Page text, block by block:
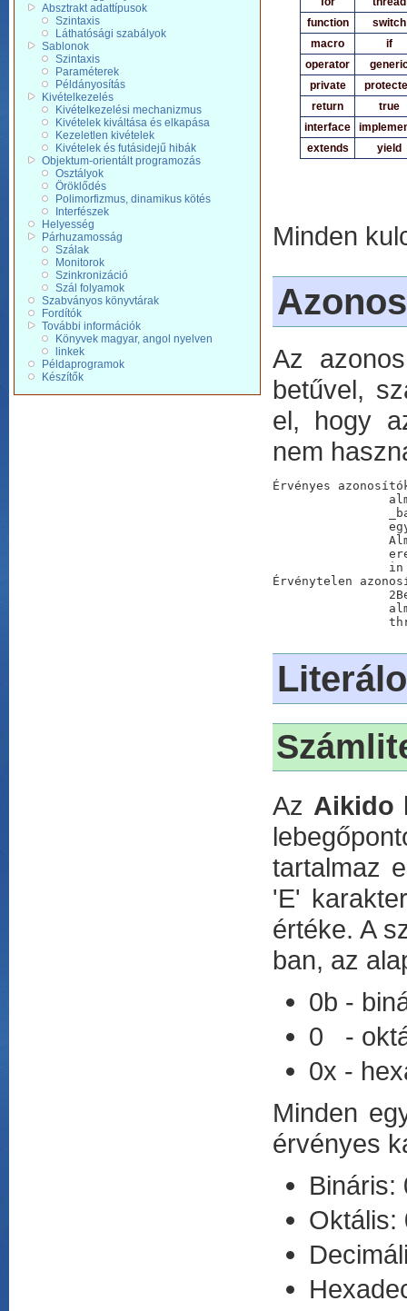
Absztrakt adattípusok
Szintaxis
Láthatósági szabályok
Sablonok
Szintaxis
Paraméterek
Példányosítás
Kivételkezelés
Kivételkezelési mechanizmus
Kivételek kiváltása és elkapása
Kezeletlen kivételek
Kivételek és futásidejű hibák
Objektum-orientált programozás
Osztályok
Öröklődés
Polimorfizmus, dinamikus kötés
Interfészek
Helyesség
Párhuzamosság
Szálak
Monitorok
Szinkronizáció
Szál folyamok
Szabványos könyvtárak
Fordítók
További információk
Könyvek magyar, angol nyelven
linkek
Példaprogramok
Készítők
function
switch
macro
if
operator
private
return
true
interface
extends
yield
Minden
Az
betűvel,
el, hogy
nem
Érvényes
Érvénytelen
Az Aikido
tartalmaz
'E'
értéke. A
ban, az
0b -
0 -
0x -
Minden
érvényes
Bináris:
Oktális: